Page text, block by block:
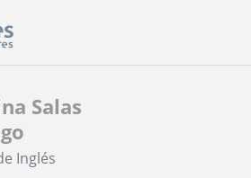
Salas
Inglés